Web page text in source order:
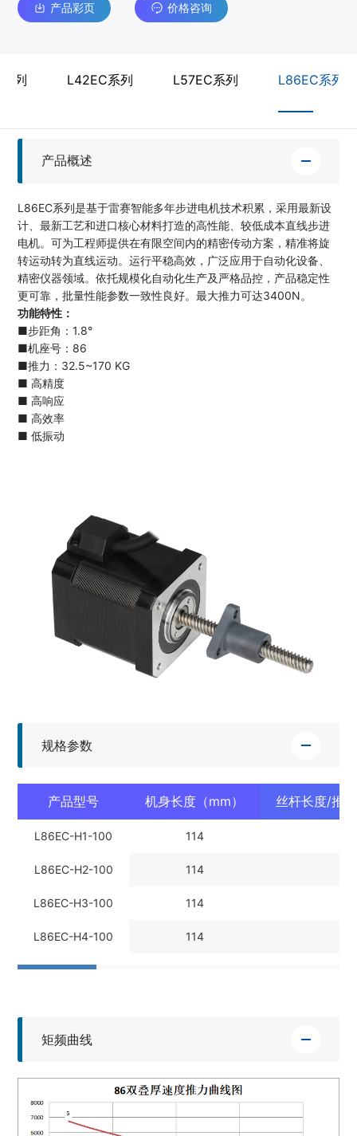
产品彩页 价格咨询
列 L42EC系列 L57EC系列 L86EC系列
产品概述
L86EC系列是基于雷赛智能多年步进电机技术积累，采用最新设
计、最新工艺和进口核心材料打造的高性能、较低成本直线步进
电机。可为工程师提供在有限空间内的精密传动方案，精准将旋
转运动转为直线运动。运行平稳高效，广泛应用于自动化设备、
精密仪器领域。依托规模化自动化生产及严格品控，产品稳定性
更可靠，批量性能参数一致性良好。最大推力可达3400N。
功能特性：
■步距角：1.8°
■机座号：86
■推力：32.5~170 KG
■ 高精度
■ 高响应
■ 高效率
■ 低振动
规格参数
产品型号 机身长度（mm） 丝杆长度/推
L86EC-H1-100 114
L86EC-H2-100 114
L86EC-H3-100 114
L86EC-H4-100 114
矩频曲线